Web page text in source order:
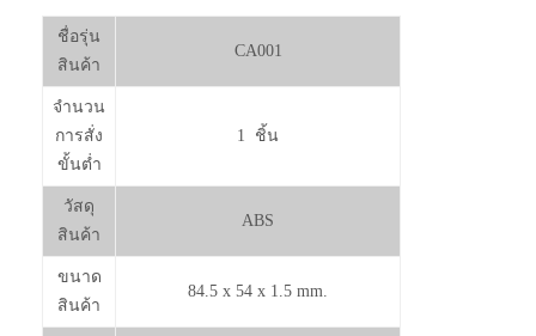
ชื่อรุ่น
สินค้า
CA001
จำนวน
การสั่ง
ขั้นต่ำ
1 ชิ้น
วัสดุ
สินค้า
ABS
ขนาด
สินค้า
84.5 x 54 x 1.5 mm.